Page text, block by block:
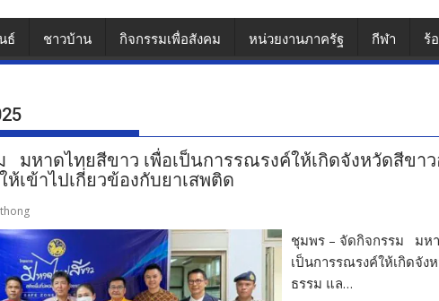
ธ์ ชาวบ้าน กิจกรรมเพื่อสังคม หน่วยงานภาครัฐ กีฬา ร้
มหาดไทยสีขาว เพื่อเป็นการรณรงค์ให้เกิดจังหวัดสีขาว
เข้าไปเกี่ยวข้องกับยาเสพติด
ชุมพร – จัดกิจกรรม มห
เป็นการรณรงค์ให้เกิดจัง
ธรรม แล…